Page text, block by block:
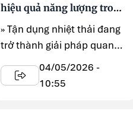
hiệu quả năng lượng trong
sản xuất xi măng
» Tận dụng nhiệt thải đang
trở thành giải pháp quan
trọng giúp các nhà ...
04/05/2026 -
10:55